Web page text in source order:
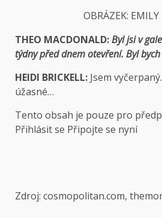
OBRÁZEK: EMILY
THEO MACDONALD:Byl jsi v
týdny před dnem otevření. Byl bych
HEIDI BRICKELL: Jsem
úžasné…
Tento obsah je pouze pro
Přihlásit se Připojte se nyní
Zdroj: cosmopolitan.com,